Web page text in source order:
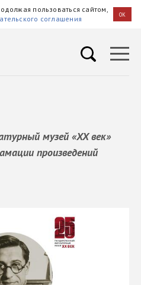
пользоваться сайтом,
соглашения OK
музей «XX век»
произведений